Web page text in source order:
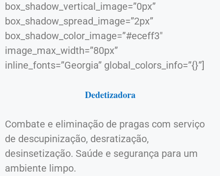
box_shadow_vertical_image=”0px”
box_shadow_spread_image=”2px”
box_shadow_color_image=”#eceff3″
image_max_width=”80px”
inline_fonts=”Georgia” global_colors_info=”{}”]
Dedetizadora
Combate e eliminação de pragas com serviço
de descupinização, desratização,
desinsetização. Saúde e segurança para um
ambiente limpo.